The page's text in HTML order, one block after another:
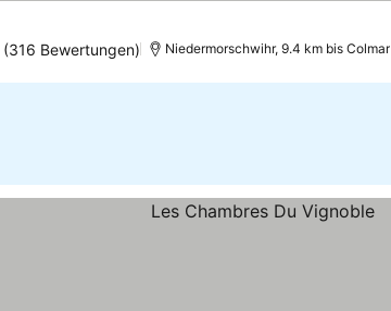
(316 Bewertungen) Niedermorschwihr, 9.4 km bis Colmar